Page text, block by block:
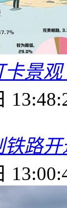
景
路